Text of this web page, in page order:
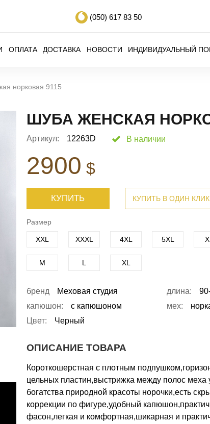
(050) 617 83 50
ОПЛАТА ДОСТАВКА НОВОСТИ ИНДИВИДУАЛЬНЫЙ
норковая 9115
ШУБА ЖЕНСКАЯ
Артикул: 12263D В наличии
2900 $
КУПИТЬ КУПИТЬ В ОДИН КЛИК
Размер
XXL XXXL 4XL 5XL
M L XL
бренд Меховая студия длина:
капюшон:
с капюшоном мех:
Цвет:
Черный
ОПИСАНИЕ ТОВАРА
Короткошерстная с плотным
цельных пластин,выстрижка между полос меха
богатства природной красоты норочки,есть
коррекции по фигуре,удобный
фасон,легкая и комфортная,шикарная и